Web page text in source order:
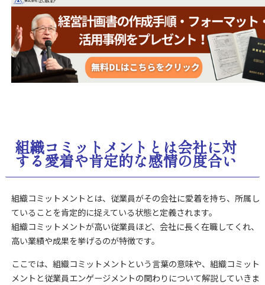
組織コミットメントとは会社に対
する愛着や肯定的な感情の度合い
組織コミットメントとは、従業員がその会社に愛着を持ち、所属し
ていることを肯定的に捉えている状態と定義されます。
組織コミットメントが高い従業員ほど、会社に長く在職してくれ、
高い業績や成果を挙げるのが特徴です。
ここでは、組織コミットメントという言葉の意味や、組織コミット
メントと従業員エンゲージメントの関わりについて解説していきま